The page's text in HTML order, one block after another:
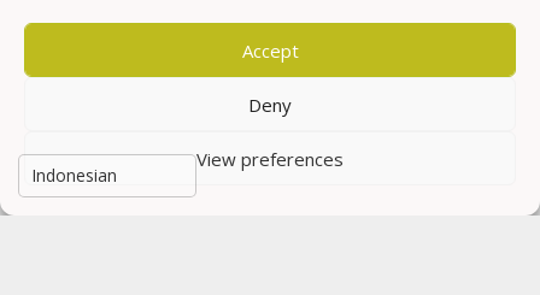
Accept
Deny
View preferences
Denda Rp 750.000 untuk Merokok Saat
Berkendara
12 Februari 2024
Pemeliharaan